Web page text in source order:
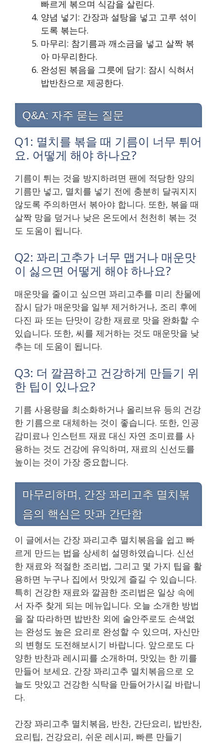
빠르게 볶으며 식감을 살린다.
양념 넣기: 간장과 설탕을 넣고 고루 섞이
도록 볶는다.
마무리: 참기름과 깨소금을 넣고 살짝 볶
아 마무리한다.
완성된 볶음을 그릇에 담기: 잠시 식혀서
밥반찬으로 제공한다.
Q&A: 자주 묻는 질문
Q1: 멸치를 볶을 때 기름이 너무 튀어
요. 어떻게 해야 하나요?
기름이 튀는 것을 방지하려면 팬에 적당한 양의
기름만 넣고, 멸치를 넣기 전에 충분히 달궈지지
않도록 주의하면서 볶아야 합니다. 또한, 볶을 때
살짝 망을 덮거나 낮은 온도에서 천천히 볶는 것
도 도움이 됩니다.
Q2: 꽈리고추가 너무 맵거나 매운맛
이 싫으면 어떻게 해야 하나요?
매운맛을 줄이고 싶으면 꽈리고추를 미리 찬물에
잠시 담가 매운맛을 일부 제거하거나, 조리 후에
다진 파 또는 단맛이 강한 재료로 맛을 완화할 수
있습니다. 또한, 씨를 제거하는 것도 매운맛을 낮
추는 데 도움이 됩니다.
Q3: 더 깔끔하고 건강하게 만들기 위
한 팁이 있나요?
기름 사용량을 최소화하거나 올리브유 등의 건강
한 기름으로 대체하는 것이 좋습니다. 또한, 인공
감미료나 인스턴트 재료 대신 자연 조미료를 사
용하는 것도 건강에 유익하며, 재료의 신선도를
높이는 것이 가장 중요합니다.
마무리하며, 간장 꽈리고추 멸치볶
음의 핵심은 맛과 간단함
이 글에서는 간장 꽈리고추 멸치볶음을 쉽고 빠
르게 만드는 법을 상세히 설명하였습니다. 신선
한 재료와 적절한 조리법, 그리고 몇 가지 팁을 활
용하면 누구나 집에서 맛있게 즐길 수 있습니다.
특히 건강한 재료와 깔끔한 조리법은 일상 속에
서 자주 찾게 되는 메뉴입니다. 오늘 소개한 방법
을 잘 따라하면 밥반찬 외에 술안주로도 손색없
는 완성도 높은 요리로 완성할 수 있으며, 자신만
의 변형도 도전해보시기 바랍니다. 앞으로도 다
양한 반찬과 레시피를 소개하며, 맛있는 한 끼를
만들어 보세요. 간장 꽈리고추 멸치볶음으로 오
늘도 맛있고 건강한 식탁을 만들어가시길 바랍니
다.
간장 꽈리고추 멸치볶음, 반찬, 간단요리, 밥반찬,
요리팁, 건강요리, 쉬운 레시피, 빠른 만들기